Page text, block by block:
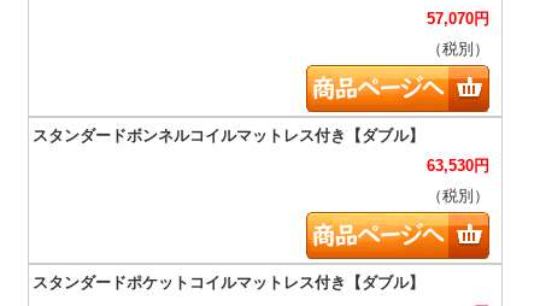
57,070円
（税別）
63,530円
（税別）